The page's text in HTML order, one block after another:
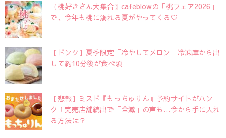
〖桃好きさん大集合〗cafeblowの「桃フェア2026」
で、今年も桃に溺れる夏がやってくる♡
【ドンク】夏季限定「冷やしてメロン」冷凍庫から出
して約10分後が食べ頃
【悲報】ミスド『もっちゅりん』予約サイトがパン
ク！完売店舗続出で「全滅」の声も…今から手に入れ
る方法は？